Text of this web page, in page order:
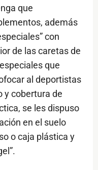
que
además
con
de las caretas de
que
al deportistas
y cobertura de
se les dispuso
en el suelo
o caja plástica y